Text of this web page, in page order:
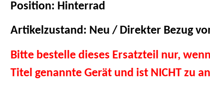
Position: Hinterrad
Artikelzustand: Neu / Direkter Bezug
Bitte bestelle dieses Ersatzteil nur,
Titel genannte Gerät und ist NICHT zu